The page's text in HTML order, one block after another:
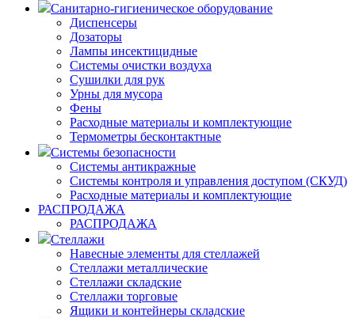
Санитарно-гигиеническое оборудование
Диспенсеры
Дозаторы
Лампы инсектицидные
Системы очистки воздуха
Сушилки для рук
Урны для мусора
Фены
Расходные материалы и комплектующие
Термометры бесконтактные
Системы безопасности
Системы антикражные
Системы контроля и управления доступом (СКУД)
Расходные материалы и комплектующие
РАСПРОДАЖА
РАСПРОДАЖА
Стеллажи
Навесные элементы для стеллажей
Стеллажи металлические
Стеллажи складские
Стеллажи торговые
Ящики и контейнеры складские